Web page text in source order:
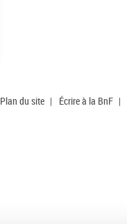
Plan du site | Écrire à la BnF |